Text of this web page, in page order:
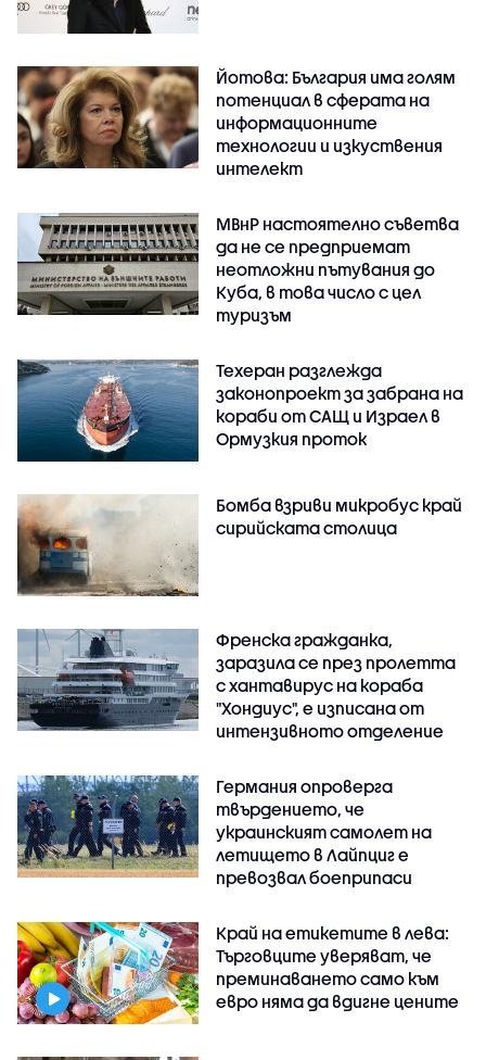
Йотова: България има голям
потенциал в сферата на
информационните
технологии и изкуствения
интелект
МВнР настоятелно съветва
да не се предприемат
неотложни пътувания до
Куба, в това число с цел
туризъм
Техеран разглежда
законопроект за забрана на
кораби от САЩ и Израел в
Ормузкия проток
Бомба взриви микробус край
сирийската столица
Френска гражданка,
заразила се през пролетта
с хантавирус на кораба
"Хондиус", е изписана от
интензивното отделение
Германия опроверга
твърдението, че
украинският самолет на
летището в Лайпциг е
превозвал боеприпаси
Край на етикетите в лева:
Търговците уверяват, че
преминаването само към
евро няма да вдигне цените